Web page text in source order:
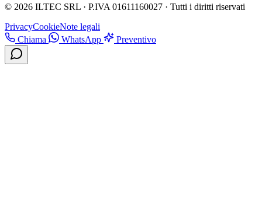
© 2026 ILTEC SRL · P.IVA 01611160027 · Tutti i diritti riservati
PrivacyCookieNote legali
Chiama
WhatsApp Preventivo